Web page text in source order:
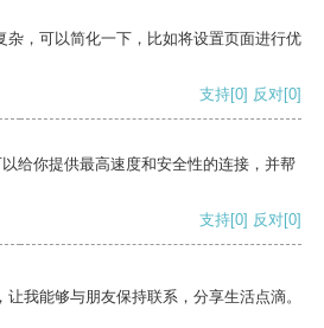
杂，可以简化一下，比如将设置页面进行优
支持[0] 反对[0]
给你提供最高速度和安全性的连接，并帮
支持[0] 反对[0]
我能够与朋友保持联系，分享生活点滴。